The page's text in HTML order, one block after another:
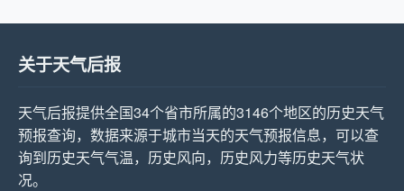
关于天气后报
天气后报提供全国34个省市所属的3146个地区的历史天气
预报查询，数据来源于城市当天的天气预报信息，可以查
询到历史天气气温，历史风向，历史风力等历史天气状
况。